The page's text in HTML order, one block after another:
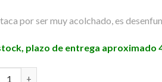
por ser muy acolchado, es
plazo de entrega aproximado